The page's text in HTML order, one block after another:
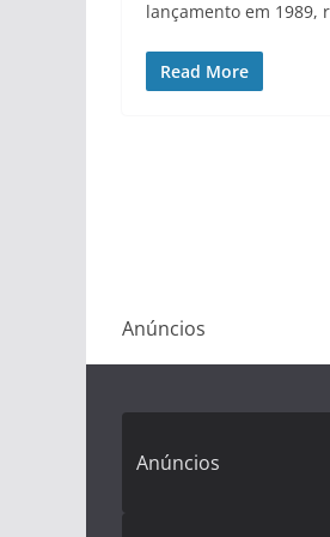
lançamento em 1989,
Read More
Anúncios
Anúncios